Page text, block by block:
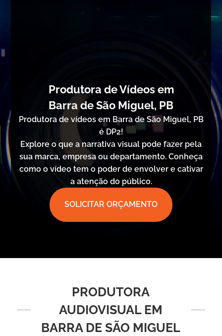
Produtora de Vídeos em
Barra de São Miguel, PB
Produtora de vídeos em Barra de São Miguel, PB
é DP2!
Explore o que a narrativa visual pode fazer pela
sua marca, empresa ou departamento. Conheça
como o vídeo tem o poder de envolver e cativar
a atenção do público.
SOLICITAR ORÇAMENTO
PRODUTORA
AUDIOVISUAL EM
BARRA DE SÃO MIGUEL